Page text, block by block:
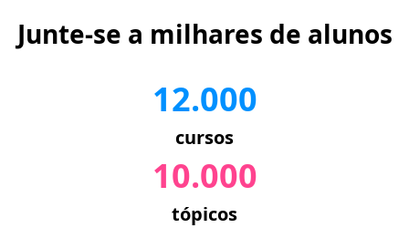
Junte-se a milhares de alunos
12.000
cursos
10.000
tópicos